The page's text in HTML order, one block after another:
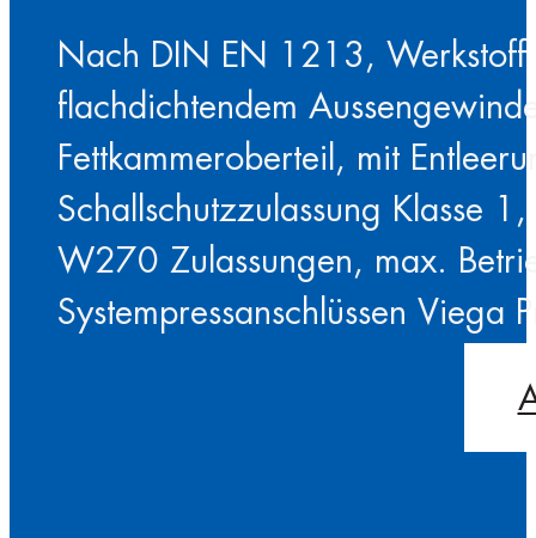
Nach DIN EN 1213,
flachdichtendem
Fettkammeroberteil, mit
Schallschutzzulassung Klasse
W270 Zulassungen, max.
Systempressanschlüssen Viega